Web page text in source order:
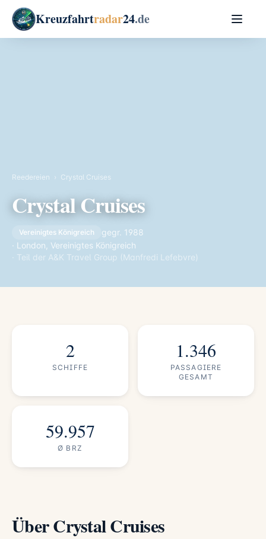
Kreuzfahrtradar24.de
Reedereien › Crystal Cruises
Crystal Cruises
Vereinigtes Königreich
gegr. 1988
· London, Vereinigtes Königreich
· Teil der A&K Travel Group (Manfredi Lefebvre)
2
SCHIFFE
1.346
PASSAGIERE
GESAMT
59.957
Ø BRZ
Über Crystal Cruises